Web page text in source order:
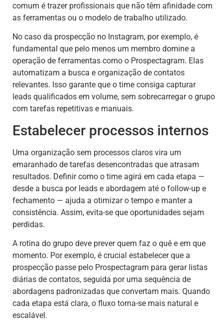
comum é trazer profissionais que não têm afinidade com
as ferramentas ou o modelo de trabalho utilizado.
No caso da prospecção no Instagram, por exemplo, é
fundamental que pelo menos um membro domine a
operação de ferramentas como o Prospectagram. Elas
automatizam a busca e organização de contatos
relevantes. Isso garante que o time consiga capturar
leads qualificados em volume, sem sobrecarregar o grupo
com tarefas repetitivas e manuais.
Estabelecer processos internos
Uma organização sem processos claros vira um
emaranhado de tarefas desencontradas que atrasam
resultados. Definir como o time agirá em cada etapa —
desde a busca por leads e abordagem até o follow-up e
fechamento — ajuda a otimizar o tempo e manter a
consistência. Assim, evita-se que oportunidades sejam
perdidas.
A rotina do grupo deve prever quem faz o quê e em que
momento. Por exemplo, é crucial estabelecer que a
prospecção passe pelo Prospectagram para gerar listas
diárias de contatos, seguida por uma sequência de
abordagens padronizadas que convertam mais. Quando
cada etapa está clara, o fluxo torna-se mais natural e
escalável.